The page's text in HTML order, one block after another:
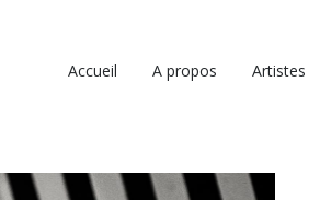
Accueil A propos Artistes